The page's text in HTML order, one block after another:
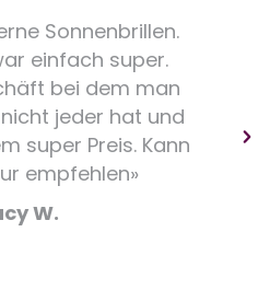
Sonnenbrillen.
einfach super.
bei dem man
jeder hat und
super Preis. Kann
empfehlen»
W.